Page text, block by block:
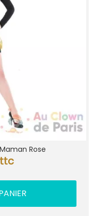
Rose
ttc